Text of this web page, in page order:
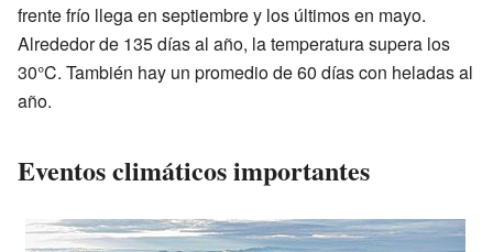
frente frío llega en septiembre y los últimos en mayo.
Alrededor de 135 días al año, la temperatura supera los
30°C. También hay un promedio de 60 días con heladas al
año.
Eventos climáticos importantes